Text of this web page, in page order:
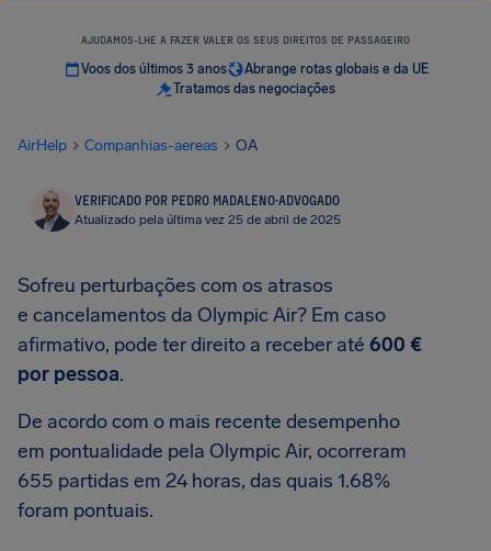
AJUDAMOS-LHE A FAZER VALER OS SEUS DIREITOS DE PASSAGEIRO
Voos dos últimos 3 anos
Abrange rotas globais e da UE
Tratamos das negociações
AirHelp Companhias-aereas OA
VERIFICADO POR PEDRO MADALENO·ADVOGADO
Atualizado pela última vez 25 de abril de 2025
Sofreu perturbações com os atrasos
e cancelamentos da Olympic Air? Em caso
afirmativo, pode ter direito a receber até 600 €
por pessoa.
De acordo com o mais recente desempenho
em pontualidade pela Olympic Air, ocorreram
655 partidas em 24 horas, das quais 1.68%
foram pontuais.